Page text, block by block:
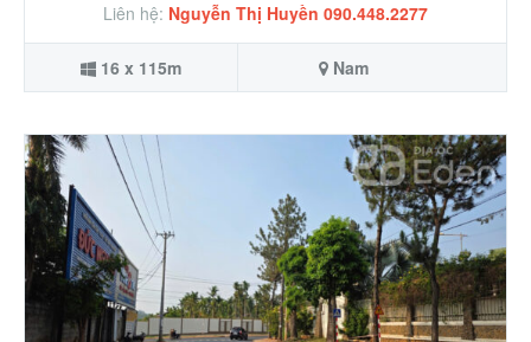
Liên hệ: Nguyễn Thị Huyền 090.448.2277
16 x 115m Nam